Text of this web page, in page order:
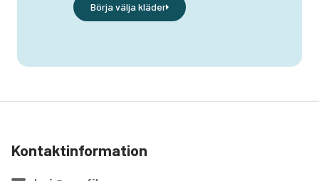
Börja välja kläder
Kontaktinformation